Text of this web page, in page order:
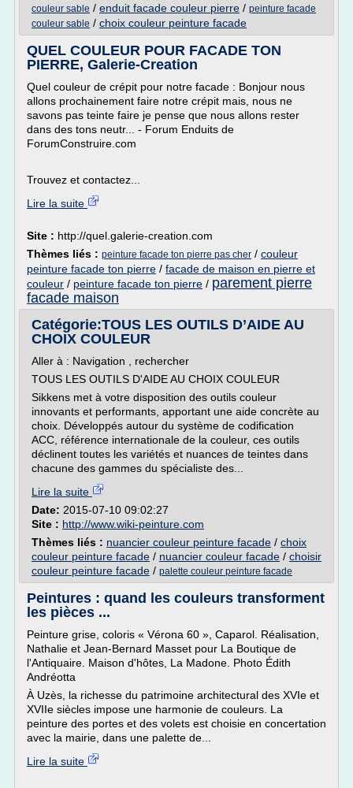
couleur sable / enduit facade couleur pierre / peinture facade
couleur sable / choix couleur peinture facade
QUEL COULEUR POUR FACADE TON
PIERRE, Galerie-Creation
Quel couleur de crépit pour notre facade : Bonjour nous
allons prochainement faire notre crépit mais, nous ne
savons pas teinte faire je pense que nous allons rester
dans des tons neutr... - Forum Enduits de
ForumConstruire.com
Trouvez et contactez...
Lire la suite
Site : http://quel.galerie-creation.com
Thèmes liés : peinture facade ton pierre pas cher / couleur
peinture facade ton pierre / facade de maison en pierre et
couleur / peinture facade ton pierre / parement pierre
facade maison
Catégorie:TOUS LES OUTILS D’AIDE AU
CHOIX COULEUR
Aller à : Navigation , rechercher
TOUS LES OUTILS D'AIDE AU CHOIX COULEUR
Sikkens met à votre disposition des outils couleur
innovants et performants, apportant une aide concrète au
choix. Développés autour du système de codification
ACC, référence internationale de la couleur, ces outils
déclinent toutes les variétés et nuances de teintes dans
chacune des gammes du spécialiste des...
Lire la suite
Date: 2015-07-10 09:02:27
Site : http://www.wiki-peinture.com
Thèmes liés : nuancier couleur peinture facade / choix
couleur peinture facade / nuancier couleur facade / choisir
couleur peinture facade / palette couleur peinture facade
Peintures : quand les couleurs transforment
les pièces ...
Peinture grise, coloris « Vérona 60 », Caparol. Réalisation,
Nathalie et Jean-Bernard Masset pour La Boutique de
l'Antiquaire. Maison d'hôtes, La Madone. Photo Édith
Andréotta
À Uzès, la richesse du patrimoine architectural des XVIe et
XVIIe siècles impose une harmonie de couleurs. La
peinture des portes et des volets est choisie en concertation
avec la mairie, dans une palette de...
Lire la suite